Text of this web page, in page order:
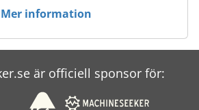
Mer information
är officiell sponsor för: